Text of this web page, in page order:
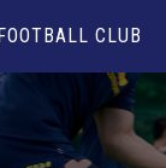
CLUB